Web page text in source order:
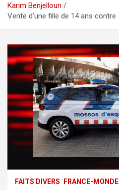
Karim Benjelloun
Vente d’une fille de 14 ans
FAITS DIVERS FRANCE-MONDE